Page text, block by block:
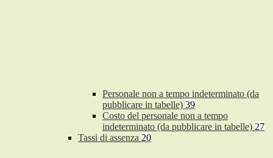
Personale non a tempo indeterminato (da
pubblicare in tabelle) 39
Costo del personale non a tempo
indeterminato (da pubblicare in tabelle) 27
Tassi di assenza 20